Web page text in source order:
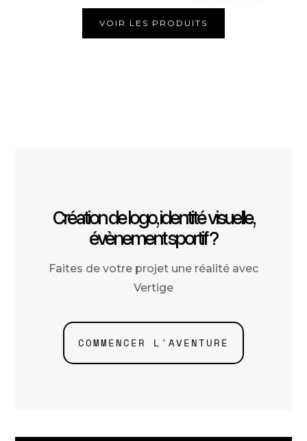
VOIR LES PRODUITS
Création de logo, identité visuelle,
évènement sportif ?
Faites de votre projet une réalité avec
Vertige
COMMENCER L'AVENTURE